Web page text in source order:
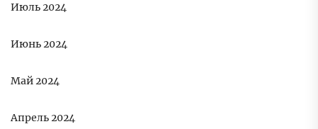
Июль 2024
Июнь 2024
Май 2024
Апрель 2024